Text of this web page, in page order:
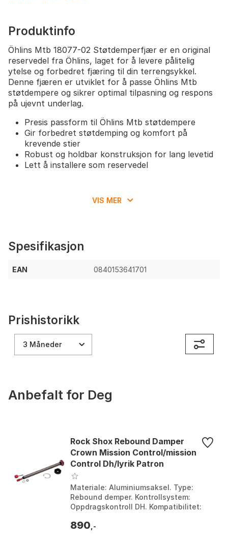
Produktinfo
Öhlins Mtb 18077-02 Støtdemperfjær er en original
reservedel fra Öhlins, laget for å levere pålitelig
ytelse og forbedret fjæring til din terrengsykkel.
Denne fjæren er utviklet for å passe Öhlins Mtb
støtdempere og sikrer optimal tilpasning og respons
på ujevnt underlag.
Presis passform til Öhlins Mtb støtdempere
Gir forbedret støtdemping og komfort på
krevende stier
Robust og holdbar konstruksjon for lang levetid
Lett å installere som reservedel
VIS MER
Spesifikasjon
EAN 0840153641701
Prishistorikk
3 Måneder
Anbefalt for Deg
Rock Shox Rebound Damper
Crown Mission Control/mission
Control Dh/lyrik Patron
Materiale: Aluminiumsaksel. Type:
Rebound demper. Kontrollsystem:
Oppdragskontroll DH. Kompatibilitet:
890 ,-